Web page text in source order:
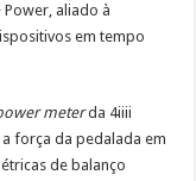
aliado à
em tempo
meterda 4iiii
força da pedalada em
de balanço